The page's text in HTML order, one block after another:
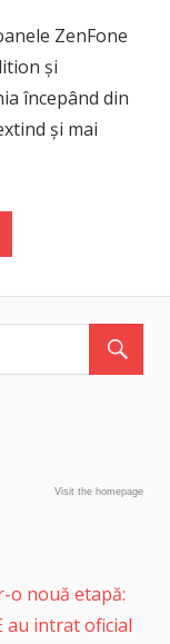
ZenFone
și
începând din
și mai
Visit the homepage
o nouă etapă:
au intrat oficial